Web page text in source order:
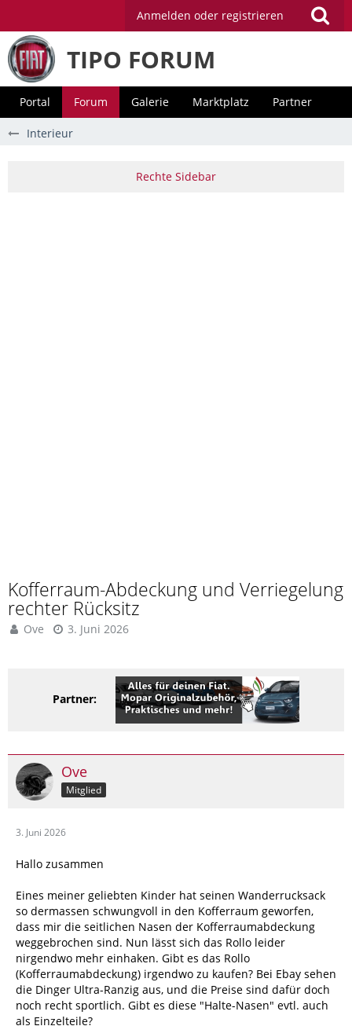
Anmelden oder registrieren
TIPO FORUM
Portal Forum Galerie Marktplatz Partner
Interieur
Kofferraum-Abdeckung und Verriegelung
rechter Rücksitz
Ove 3. Juni 2026
Partner:
Ove
Mitglied
3. Juni 2026
Hallo zusammen
Eines meiner geliebten Kinder hat seinen Wanderrucksack
so dermassen schwungvoll in den Kofferraum geworfen,
dass mir die seitlichen Nasen der Kofferraumabdeckung
weggebrochen sind. Nun lässt sich das Rollo leider
nirgendwo mehr einhaken. Gibt es das Rollo
(Kofferraumabdeckung) irgendwo zu kaufen? Bei Ebay sehen
die Dinger Ultra-Ranzig aus, und die Preise sind dafür doch
noch recht sportlich. Gibt es diese "Halte-Nasen" evtl. auch
als Einzelteile?